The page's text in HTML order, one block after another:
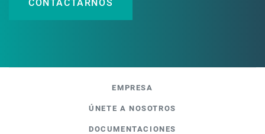
CONTACTARNOS
EMPRESA
ÚNETE A NOSOTROS
DOCUMENTACIONES